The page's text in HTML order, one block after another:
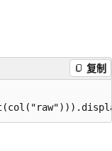
复制